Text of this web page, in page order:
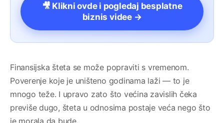
🎥 Klikni ovde i pogledaj besplatne
biznis videe →
Finansijska šteta se može popraviti s vremenom.
Poverenje koje je uništeno godinama laži — to je
mnogo teže. I upravo zato što većina zavislih čeka
previše dugo, šteta u odnosima postaje veća nego što
je morala da bude.